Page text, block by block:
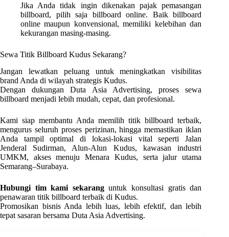
Jika Anda tidak ingin dikenakan pajak pemasangan
billboard, pilih saja billboard online. Baik billboard
online maupun konvensional, memiliki kelebihan dan
kekurangan masing-masing.
Sewa Titik Billboard Kudus Sekarang?
Jangan lewatkan peluang untuk meningkatkan visibilitas
brand Anda di wilayah strategis Kudus.
Dengan dukungan Duta Asia Advertising, proses sewa
billboard menjadi lebih mudah, cepat, dan profesional.
Kami siap membantu Anda memilih titik billboard terbaik,
mengurus seluruh proses perizinan, hingga memastikan iklan
Anda tampil optimal di lokasi-lokasi vital seperti Jalan
Jenderal Sudirman, Alun-Alun Kudus, kawasan industri
UMKM, akses menuju Menara Kudus, serta jalur utama
Semarang–Surabaya.
Hubungi tim kami sekaranguntuk konsultasi gratis dan
penawaran titik billboard terbaik di Kudus.
Promosikan bisnis Anda lebih luas, lebih efektif, dan lebih
tepat sasaran bersama Duta Asia Advertising.